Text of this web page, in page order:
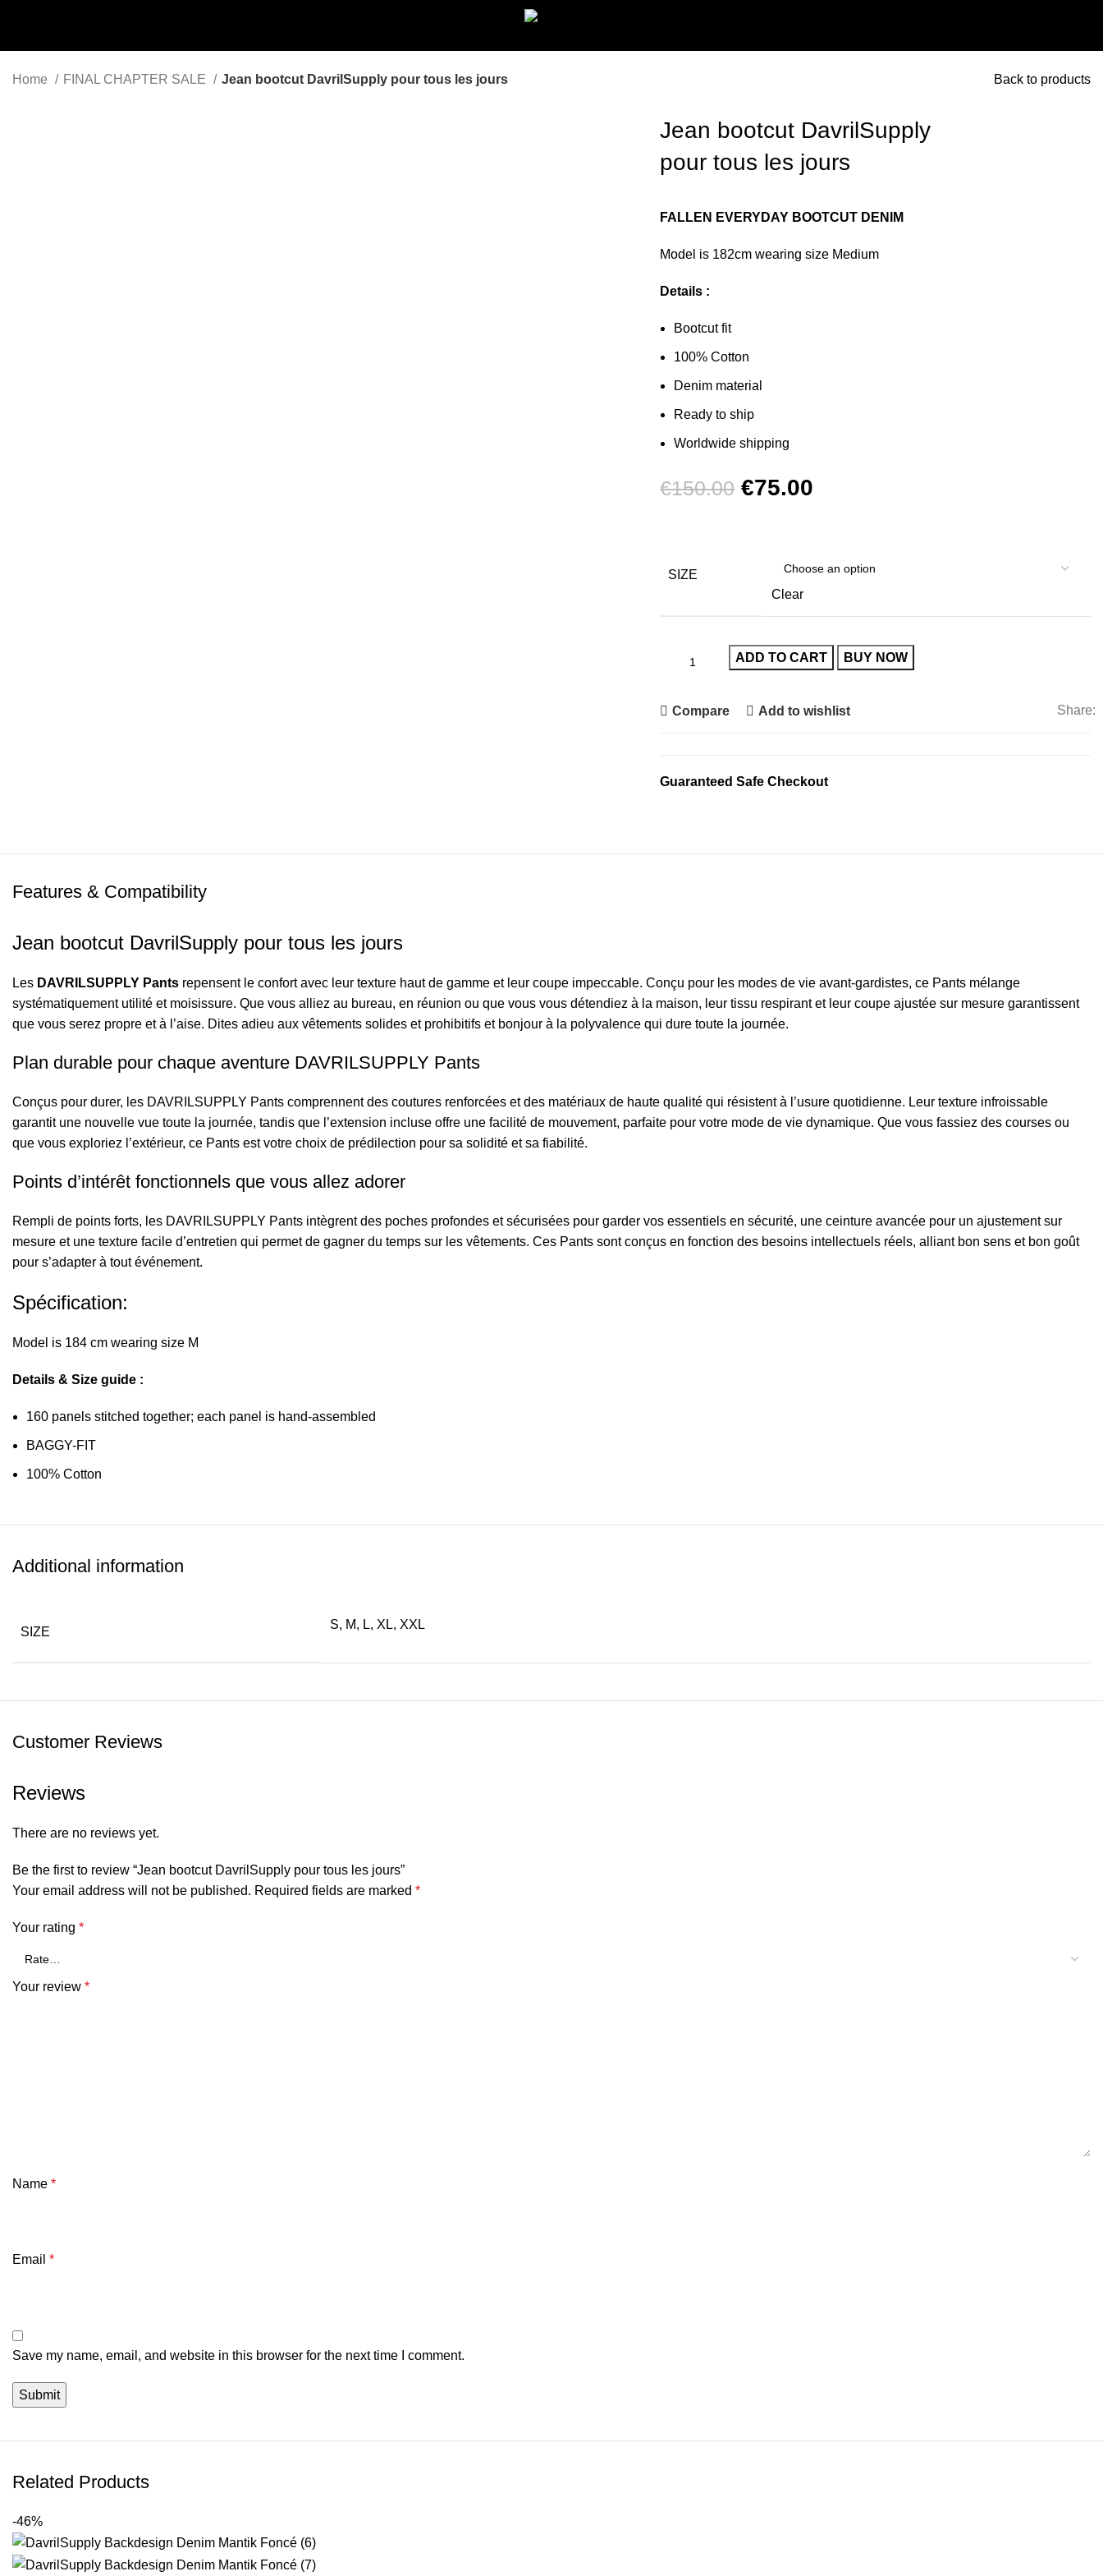
Home FINAL CHAPTER SALE Jean bootcut DavrilSupply pour tous les jours Back to products
Jean bootcut DavrilSupply
pour tous les jours
FALLEN EVERYDAY BOOTCUT DENIM
Model is 182cm wearing size Medium
Details :
Bootcut fit
100% Cotton
Denim material
Ready to ship
Worldwide shipping
€150.00 Original
was:
€150.00.
€75.00
SIZE
Clear
ADD TO CART BUY NOW
Compare Add to wishlist Share:
Guaranteed Safe Checkout
Features & Compatibility
Jean bootcut DavrilSupply pour tous les jours
Les DAVRILSUPPLY Pants repensent le confort avec leur texture haut de gamme et leur coupe impeccable. Conçu pour les modes de vie avant-gardistes, ce Pants mélange
systématiquement utilité et moisissure. Que vous alliez au bureau, en réunion ou que vous vous détendiez à la maison, leur tissu respirant et leur coupe ajustée sur mesure garantissent
que vous serez propre et à l’aise. Dites adieu aux vêtements solides et prohibitifs et bonjour à la polyvalence qui dure toute la journée.
Plan durable pour chaque aventure DAVRILSUPPLY Pants
Conçus pour durer, les DAVRILSUPPLY Pants comprennent des coutures renforcées et des matériaux de haute qualité qui résistent à l’usure quotidienne. Leur texture infroissable
garantit une nouvelle vue toute la journée, tandis que l’extension incluse offre une facilité de mouvement, parfaite pour votre mode de vie dynamique. Que vous fassiez des courses ou
que vous exploriez l’extérieur, ce Pants est votre choix de prédilection pour sa solidité et sa fiabilité.
Points d’intérêt fonctionnels que vous allez adorer
Rempli de points forts, les DAVRILSUPPLY Pants intègrent des poches profondes et sécurisées pour garder vos essentiels en sécurité, une ceinture avancée pour un ajustement sur
mesure et une texture facile d’entretien qui permet de gagner du temps sur les vêtements. Ces Pants sont conçus en fonction des besoins intellectuels réels, alliant bon sens et bon goût
pour s’adapter à tout événement.
Spécification:
Model is 184 cm wearing size M
Details & Size guide :
160 panels stitched together; each panel is hand-assembled
BAGGY-FIT
100% Cotton
Additional information
SIZE
S, M, L, XL, XXL
Customer Reviews
Reviews
There are no reviews yet.
Be the first to review “Jean bootcut DavrilSupply pour tous les jours”
Your email address will not be published. Required fields are marked *
Your rating *
Your review *
Name *
Email *
Save my name, email, and website in this browser for the next time I comment.
Related Products
-46%